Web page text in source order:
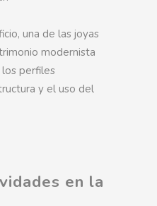
una de las joyas
modernista
perfiles
y el uso del
en la